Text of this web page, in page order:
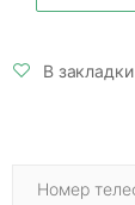
В закладки